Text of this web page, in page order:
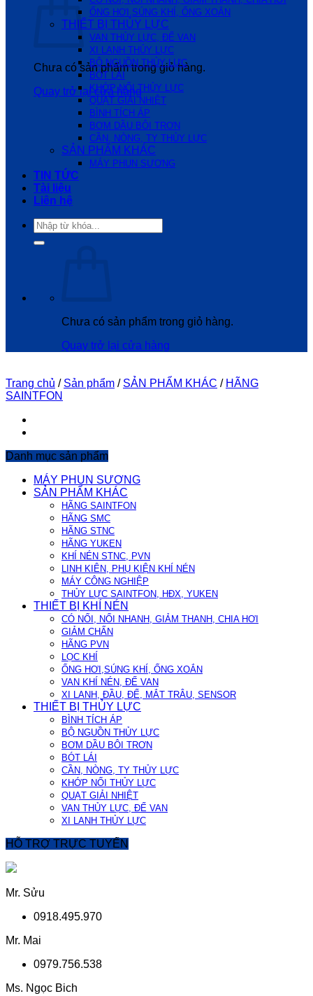
Chưa có sản phẩm trong giỏ hàng.
Quay trở lại cửa hàng
ỐNG HƠI,SÚNG KHÍ, ỐNG XOẮN
THIẾT BỊ THỦY LỰC
VAN THỦY LỰC, ĐẾ VAN
XI LANH THỦY LỰC
BỘ NGUỒN THỦY LỰC
BÓT LÁI
KHỚP NỐI THỦY LỰC
QUẠT GIẢI NHIỆT
BÌNH TÍCH ÁP
BƠM DẦU BÔI TRƠN
CẦN, NÒNG, TY THỦY LỰC
SẢN PHẨM KHÁC
MÁY PHUN SƯƠNG
TIN TỨC
Tài liệu
Liên hệ
Tìm
kiếm:
Chưa có sản phẩm trong giỏ hàng.
Quay trở lại cửa hàng
Trang chủ / Sản phẩm / SẢN PHẨM KHÁC / HÃNG
SAINTFON
Danh mục sản phẩm
MÁY PHUN SƯƠNG
SẢN PHẨM KHÁC
HÃNG SAINTFON
HÃNG SMC
HÃNG STNC
HÃNG YUKEN
KHÍ NÉN STNC, PVN
LINH KIÊN, PHỤ KIỆN KHÍ NÉN
MÁY CÔNG NGHIỆP
THỦY LỰC SAINTFON, HĐX, YUKEN
THIẾT BỊ KHÍ NÉN
CÓ NỐI, NỐI NHANH, GIẢM THANH, CHIA HƠI
GIẢM CHẤN
HÃNG PVN
LỌC KHÍ
ỐNG HƠI,SÚNG KHÍ, ỐNG XOẮN
VAN KHÍ NÉN, ĐẾ VAN
XI LANH, ĐẦU, ĐẾ, MẮT TRÂU, SENSOR
THIẾT BỊ THỦY LỰC
BÌNH TÍCH ÁP
BỘ NGUỒN THỦY LỰC
BƠM DẦU BÔI TRƠN
BÓT LÁI
CẦN, NÒNG, TY THỦY LỰC
KHỚP NỐI THỦY LỰC
QUẠT GIẢI NHIỆT
VAN THỦY LỰC, ĐẾ VAN
XI LANH THỦY LỰC
HỖ TRỢ TRỰC TUYẾN
Mr. Sửu
0918.495.970
Mr. Mai
0979.756.538
Ms. Ngọc Bich